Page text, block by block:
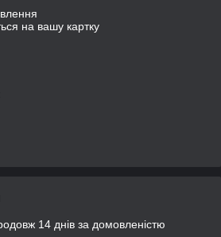
на вашу картку
14 днів за домовленістю